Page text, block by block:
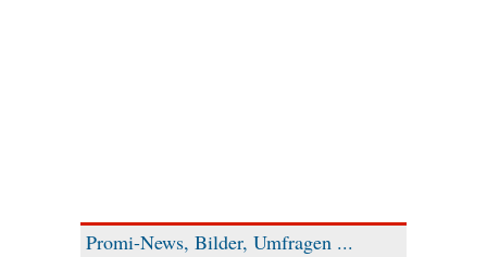
Promi-News, Bilder, Umfragen ...